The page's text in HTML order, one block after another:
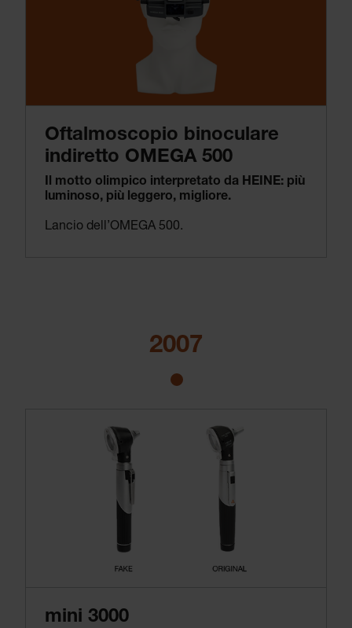
Oftalmoscopio binoculare
indiretto OMEGA 500
Il motto olimpico interpretato da HEINE: più
luminoso, più leggero, migliore.
Lancio dell’OMEGA 500.
2007
mini 3000